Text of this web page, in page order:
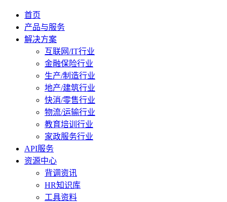
首页
产品与服务
解决方案
互联网/IT行业
金融保险行业
生产/制造行业
地产/建筑行业
快消/零售行业
物流/运输行业
教育培训行业
家政服务行业
API服务
资源中心
背调资讯
HR知识库
工具资料